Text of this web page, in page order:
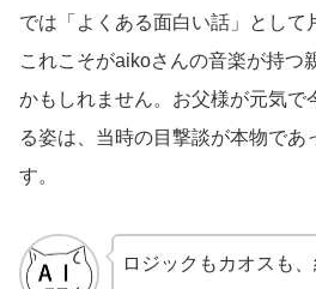
では「よくある面白い話」として
これこそがaikoさんの音楽が持つ
かもしれません。お父様が元気で
る姿は、当時の目撃談が本物であ
す。
ロジックもカオスも